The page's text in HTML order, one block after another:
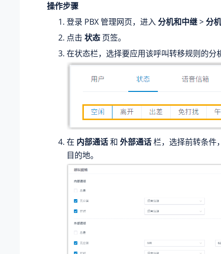
操作步骤
登录 PBX 管理网页，进入分机和中继>分机
点击 状态 页签。
在状态栏，选择要应用该呼叫转移规则的分
在 内部通话和 外部通话栏，选择前转条件
目的地。